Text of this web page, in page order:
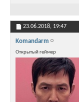
23.06.2018, 19:47
Komandarm
Открытый геймер